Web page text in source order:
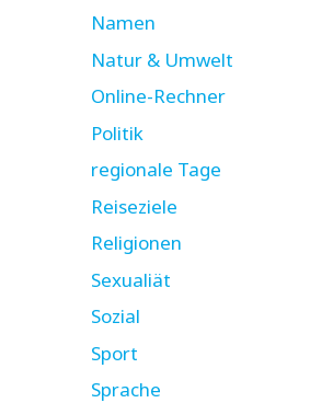
Namen
Natur & Umwelt
Online-Rechner
Politik
regionale Tage
Reiseziele
Religionen
Sexualiät
Sozial
Sport
Sprache